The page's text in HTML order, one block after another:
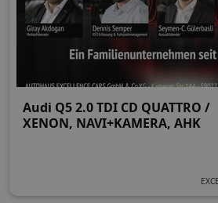
Audi Q5 2.0 TDI CD QUATTRO /
XENON, NAVI+KAMERA, AHK